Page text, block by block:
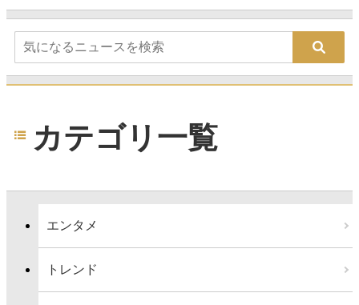
カテゴリ一覧
エンタメ
トレンド